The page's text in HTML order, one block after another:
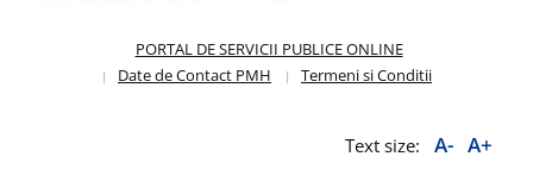
PORTAL DE SERVICII PUBLICE ONLINE
Date de Contact PMH
Termeni si Conditii
Text size: A- A+